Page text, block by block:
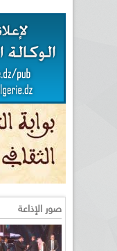
صور الإذاعة